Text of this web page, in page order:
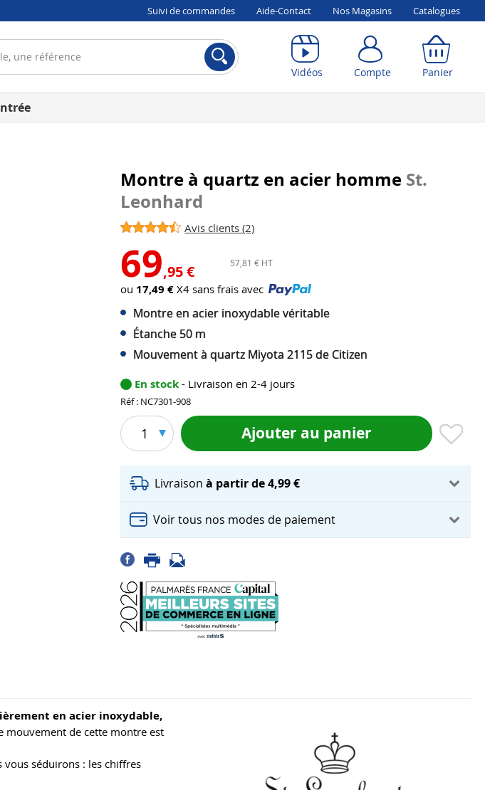
Suivi de commandes Aide-Contact Nos Magasins Catalogues
Vidéos Compte Panier
Montre à quartz en acier homme St.
Leonhard
Avis clients (2)
69,95 € 57,81 € HT
ou 17,49 € X4 sans frais avec
Montre en acier inoxydable véritable
Étanche 50 m
Mouvement à quartz Miyota 2115 de Citizen
En stock - Livraison en 2-4 jours
Réf : NC7301-908
1 Ajouter au panier
Livraisonà partir de 4,99 €
Voir tous nos modes de paiement
en acier inoxydable,
mouvement de cette montre est
séduirons : les chiffres
Compte Panier